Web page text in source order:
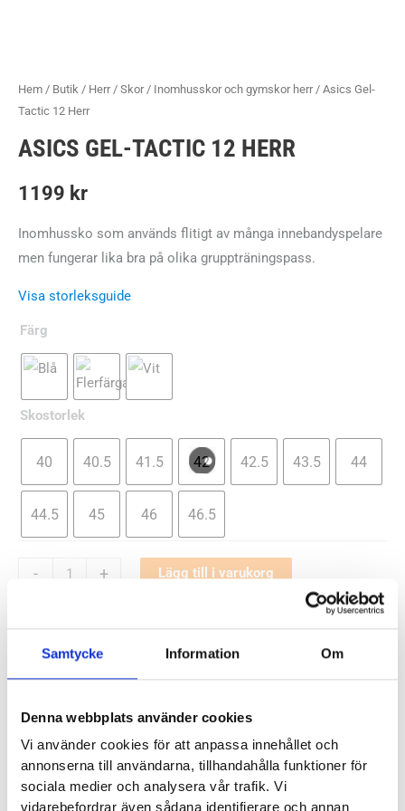
Samtycke Information Om
Denna webbplats använder cookies
Vi använder cookies för att anpassa innehållet och
annonserna till användarna, tillhandahålla funktioner för
sociala medier och analysera vår trafik. Vi
vidarebefordrar även sådana identifierare och annan
Hem / Butik / Herr/ Skor/ Inomhusskor och gymskor herr/ Asics Gel-
Tactic 12 Herr
ASICS GEL-TACTIC 12 HERR
1199 kr
Inomhussko som används flitigt av många innebandyspelare
men fungerar lika bra på olika gruppträningspass.
Visa storleksguide
Färg
Skostorlek
40 40.5 41.5 42 42.5 43.5 44
44.5 45 46 46.5
- + Lägg till i varukorg
Fri frakt från 899 kr
Saldo weblager. För aktuellt butikssaldo, kontakta din närmsta
Produktegenskaper